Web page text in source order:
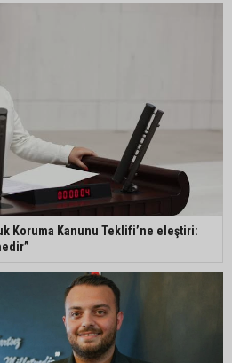
İçme Suyu Projesi çalışmalarında
1 işçi hayatını kaybetti
İçme Suyu Projesi çalışmalarında
meydana geldi
Şevkin’den Çocuk Koruma Kanunu
eleştiri: “Öncelik ceza değil, önlemedir”
sıcağın boyutu: Asfaltta yumurta pişti
Koruma Kanunu Teklifi’ne eleştiri: